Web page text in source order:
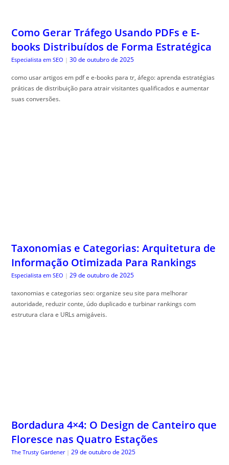
Como Gerar Tráfego Usando PDFs e E-
books Distribuídos de Forma Estratégica
Especialista em SEO | 30 de outubro de 2025
como usar artigos em pdf e e-books para tr, áfego: aprenda estratégias
práticas de distribuição para atrair visitantes qualificados e aumentar
suas conversões.
Taxonomias e Categorias: Arquitetura de
Informação Otimizada Para Rankings
Especialista em SEO | 29 de outubro de 2025
taxonomias e categorias seo: organize seu site para melhorar
autoridade, reduzir conte, údo duplicado e turbinar rankings com
estrutura clara e URLs amigáveis.
Bordadura 4×4: O Design de Canteiro que
Floresce nas Quatro Estações
The Trusty Gardener | 29 de outubro de 2025